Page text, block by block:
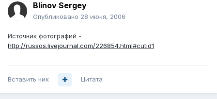
Blinov Sergey
Опубликовано 28 июня, 2006
Источник фотографий -
http://russos.livejournal.com/226854.html#cutid1
Вставить ник Цитата